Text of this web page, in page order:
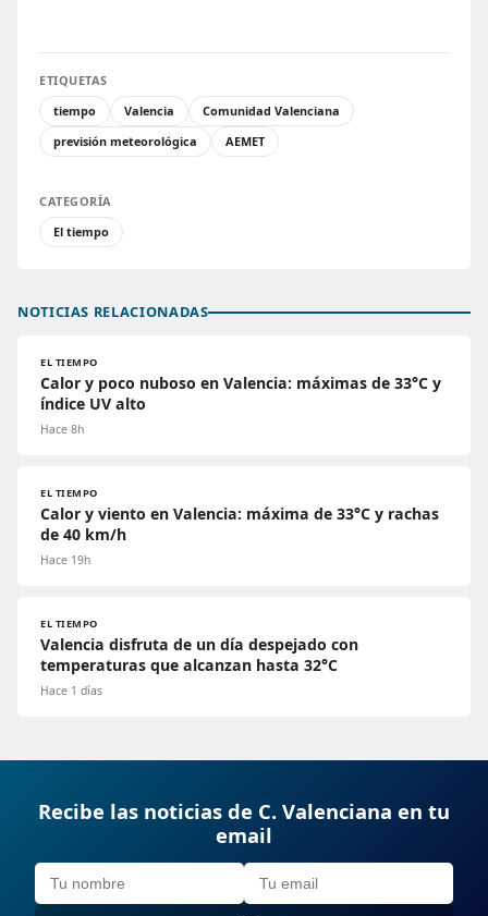
ETIQUETAS
tiempo
Valencia
Comunidad Valenciana
previsión meteorológica
AEMET
CATEGORÍA
El tiempo
NOTICIAS RELACIONADAS
EL TIEMPO
Calor y poco nuboso en Valencia: máximas de 33°C y
índice UV alto
Hace 8h
EL TIEMPO
Calor y viento en Valencia: máxima de 33°C y rachas
de 40 km/h
Hace 19h
EL TIEMPO
Valencia disfruta de un día despejado con
temperaturas que alcanzan hasta 32°C
Hace 1 días
Recibe las noticias de C. Valenciana en tu
email